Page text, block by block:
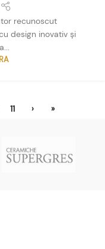
recunoscut
design inovativ și
11 › »